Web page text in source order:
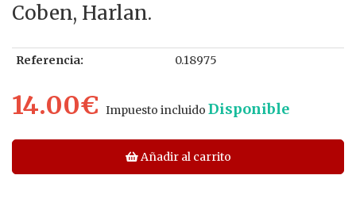
Coben, Harlan.
Referencia: 0.18975
14.00€ Impuesto incluido Disponible
Añadir al carrito